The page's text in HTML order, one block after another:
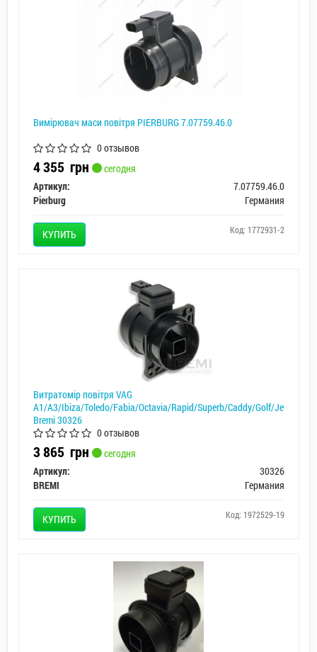
Вимірювач маси повітря PIERBURG 7.07759.46.0
0 отзывов
4 355 грн
сегодня
Артикул:
7.07759.46.0
Pierburg
Германия
КУПИТЬ Код: 1772931-2
Витратомір повітря VAG
A1/A3/Ibiza/Toledo/Fabia/Octavia/Rapid/Superb/Caddy/Golf/Jetta/
Bremi 30326
0 отзывов
3 865 грн
сегодня
Артикул:
30326
BREMI
Германия
КУПИТЬ Код: 1972529-19